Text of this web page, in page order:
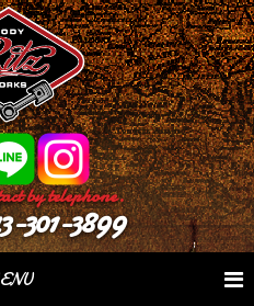
by telephone.
301-3899